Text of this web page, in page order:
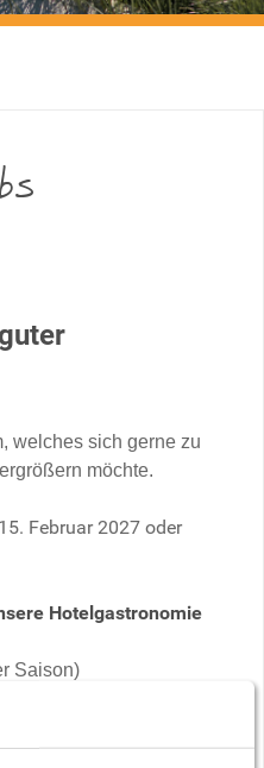
welches sich gerne zu
möchte.
Februar 2027 oder
Hotelgastronomie
Saison)
Rolle bist du
auch im